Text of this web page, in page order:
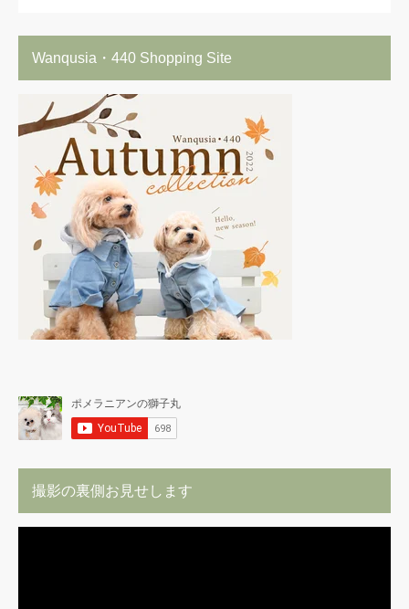
Wanqusia・440 Shopping Site
撮影の裏側お見せします
動